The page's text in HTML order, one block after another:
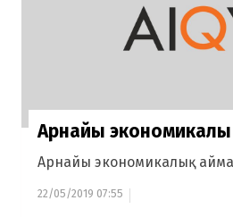
Арнайы экономикалық
Арнайы экономикалық
22/05/2019 07:55